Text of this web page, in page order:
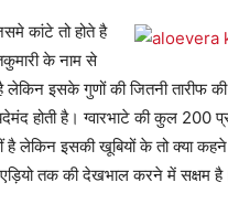
कांटे तो होते है
के नाम से
है लेकिन इसके गुणों की जितनी
होती है। ग्वारभाटे की कुल 200
है लेकिन इसकी खूबियों के तो क्या
तक की देखभाल करने में सक्षम